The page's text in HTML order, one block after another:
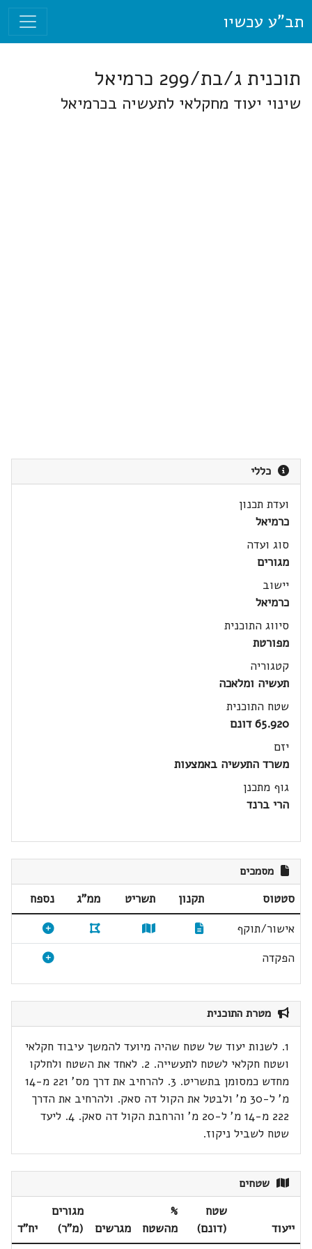
תב"ע עכשיו
תוכנית ג/בת/299 כרמיאל
שינוי יעוד מחקלאי לתעשיה בכרמיאל
כללי
ועדת תכנון
כרמיאל
סוג ועדה
מגורים
יישוב
כרמיאל
סיווג התוכנית
מפורטת
קטגוריה
תעשיה ומלאכה
שטח התוכנית
65.920 דונם
יזם
משרד התעשיה באמצעות
גוף מתכנן
הרי ברנד
מסמכים
סטטוס תקנון תשריט ממ"ג
נספח
אישור/תוקף
הפקדה
מטרת התוכנית
1. לשנות יעוד של שטח שהיה מיועד להמשך עיבוד חקלאי
ושטח חקלאי לשטח לתעשייה. 2. לאחד את השטח ולחלקו
מחדש כמסומן בתשריט. 3. להרחיב את דרך מס' 221 מ-14
מ' ל-30 מ' ולבטל את הקול דה סאק. ולהרחיב את הדרך
222 מ-14 מ' ל-20 מ' והרחבת הקול דה סאק. 4. ליעד
שטח לשביל ניקוז.
שטחים
ייעוד
שטח
(דונם)
%
מהשטח
מגרשים
מגורים
(מ"ר)
יח"ד